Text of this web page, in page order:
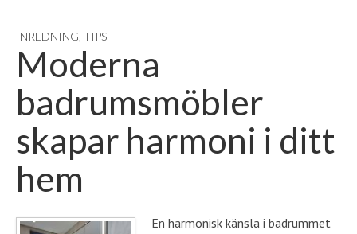
INREDNING, TIPS
Moderna
badrumsmöbler
skapar harmoni i ditt
hem
En harmonisk känsla i badrummet